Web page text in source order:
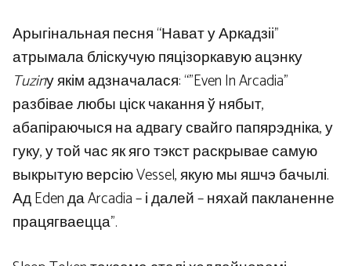
Арыгінальная песня “Нават у Аркадзіі”
атрымала бліскучую пяцізоркавую ацэнку
Tuzinу якім адзначалася: “”Even In Arcadia”
разбівае любы ціск чакання ў нябыт,
абапіраючыся на адвагу свайго папярэдніка, у
гуку, у той час як яго тэкст раскрывае самую
выкрытую версію Vessel, якую мы яшчэ бачылі.
Ад Eden да Arcadia – і далей – няхай пакланенне
працягваецца”.